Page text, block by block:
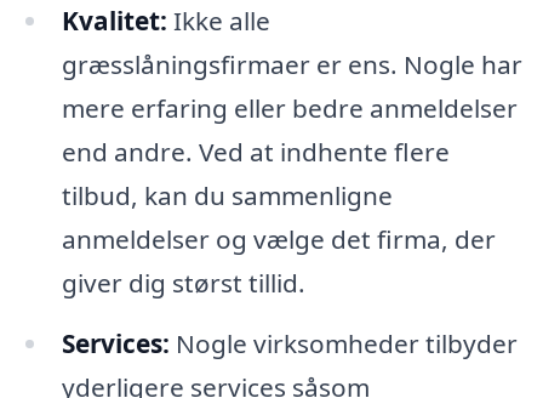
Kvalitet: Ikke alle
græsslåningsfirmaer er ens. Nogle har
mere erfaring eller bedre anmeldelser
end andre. Ved at indhente flere
tilbud, kan du sammenligne
anmeldelser og vælge det firma, der
giver dig størst tillid.
Services: Nogle virksomheder tilbyder
yderligere services såsom